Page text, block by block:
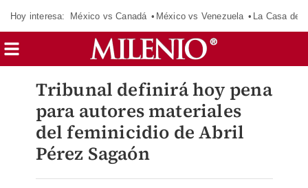
Hoy interesa: México vs Canadá México vs Venezuela La Casa de
Tribunal definirá hoy pena
para autores materiales
del feminicidio de Abril
Pérez Sagaón